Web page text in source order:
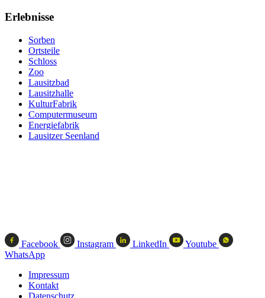
Erlebnisse
Sorben
Ortsteile
Schloss
Zoo
Lausitzbad
Lausitzhalle
KulturFabrik
Computermuseum
Energiefabrik
Lausitzer Seenland
Facebook Instagram LinkedIn
Youtube
WhatsApp
Impressum
Kontakt
Datenschutz